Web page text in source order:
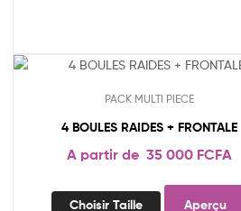
PACK MULTI PIECE
4 BOULES RAIDES + FRONTALE
A partir de 35 000 FCFA
Choisir Taille Aperçu